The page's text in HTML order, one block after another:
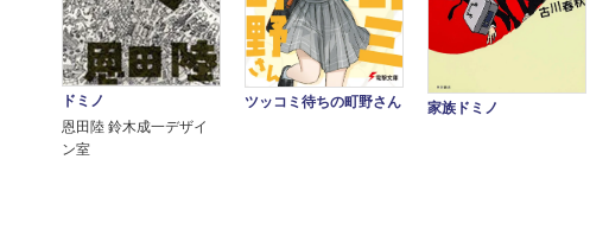
ドミノ
恩田陸 鈴木成一デザイ
ン室
ツッコミ待ちの町野さん 家族ドミノ